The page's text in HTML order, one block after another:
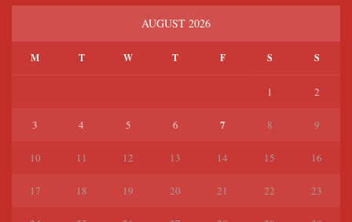
AUGUST 2026
M T W T F S S
1 2
3 4 5 6 7 8 9
10 11 12 13 14 15 16
17 18 19 20 21 22 23